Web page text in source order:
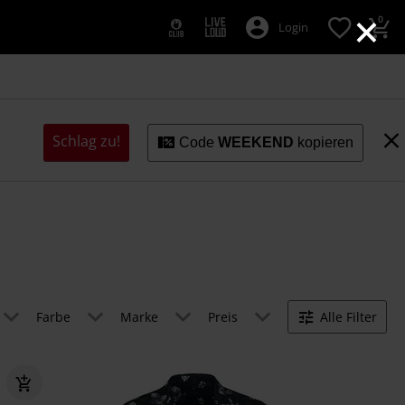
×
Login 0
Schlag zu! CodeWEEKEND kopieren
Farbe Marke Preis Alle Filter